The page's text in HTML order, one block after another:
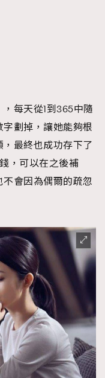
每天從1到365中隨
劃掉，讓她能夠根
最終也成功存下了
，可以在之後補
會因為偶爾的疏忽